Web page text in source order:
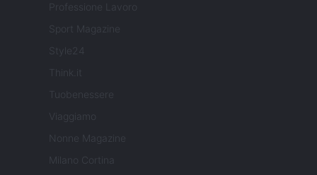
Professione Lavoro
Sport Magazine
Style24
Think.it
Tuobenessere
Viaggiamo
Nonne Magazine
Milano Cortina